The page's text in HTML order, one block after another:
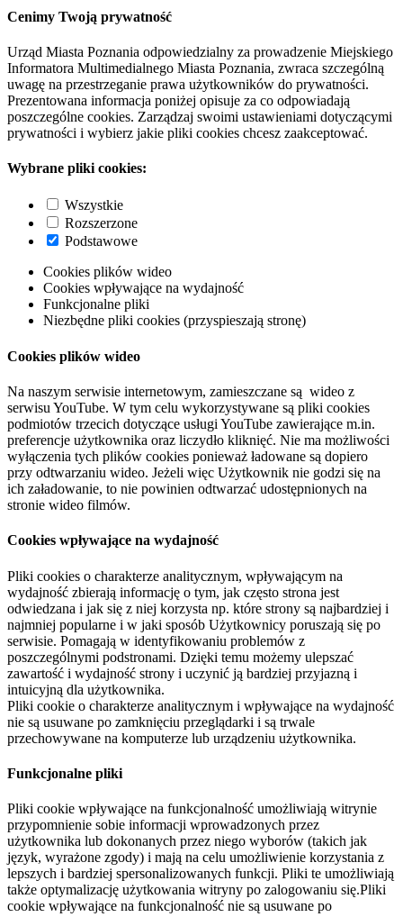
Cenimy Twoją prywatność
Urząd Miasta Poznania odpowiedzialny za prowadzenie Miejskiego
Informatora Multimedialnego Miasta Poznania, zwraca szczególną
uwagę na przestrzeganie prawa użytkowników do prywatności.
Prezentowana informacja poniżej opisuje za co odpowiadają
poszczególne cookies. Zarządzaj swoimi ustawieniami dotyczącymi
prywatności i wybierz jakie pliki cookies chcesz zaakceptować.
Wybrane pliki cookies:
Wszystkie
Rozszerzone
Podstawowe
Cookies plików wideo
Cookies wpływające na wydajność
Funkcjonalne pliki
Niezbędne pliki cookies (przyspieszają stronę)
Cookies plików wideo
Na naszym serwisie internetowym, zamieszczane są wideo z
serwisu YouTube. W tym celu wykorzystywane są pliki cookies
podmiotów trzecich dotyczące usługi YouTube zawierające m.in.
preferencje użytkownika oraz liczydło kliknięć. Nie ma możliwości
wyłączenia tych plików cookies ponieważ ładowane są dopiero
przy odtwarzaniu wideo. Jeżeli więc Użytkownik nie godzi się na
ich załadowanie, to nie powinien odtwarzać udostępnionych na
stronie wideo filmów.
Cookies wpływające na wydajność
Pliki cookies o charakterze analitycznym, wpływającym na
wydajność zbierają informację o tym, jak często strona jest
odwiedzana i jak się z niej korzysta np. które strony są najbardziej i
najmniej popularne i w jaki sposób Użytkownicy poruszają się po
serwisie. Pomagają w identyfikowaniu problemów z
poszczególnymi podstronami. Dzięki temu możemy ulepszać
zawartość i wydajność strony i uczynić ją bardziej przyjazną i
intuicyjną dla użytkownika.
Pliki cookie o charakterze analitycznym i wpływające na wydajność
nie są usuwane po zamknięciu przeglądarki i są trwale
przechowywane na komputerze lub urządzeniu użytkownika.
Funkcjonalne pliki
Pliki cookie wpływające na funkcjonalność umożliwiają witrynie
przypomnienie sobie informacji wprowadzonych przez
użytkownika lub dokonanych przez niego wyborów (takich jak
język, wyrażone zgody) i mają na celu umożliwienie korzystania z
lepszych i bardziej spersonalizowanych funkcji. Pliki te umożliwiają
także optymalizację użytkowania witryny po zalogowaniu się.Pliki
cookie wpływające na funkcjonalność nie są usuwane po